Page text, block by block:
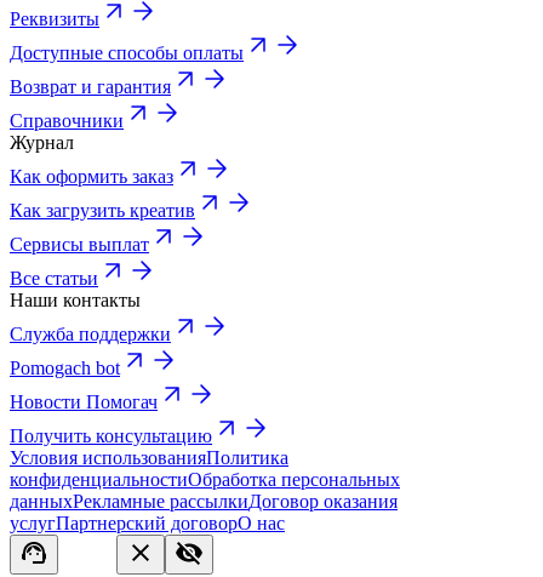
Реквизиты
Доступные способы оплаты
Возврат и гарантия
Справочники
Журнал
Как оформить заказ
Как загрузить креатив
Сервисы выплат
Все статьи
Наши контакты
Служба поддержки
Pomogach bot
Новости Помогач
Получить консультацию
Условия использованияПолитика
конфиденциальностиОбработка персональных
данныхРекламные рассылкиДоговор оказания
услугПартнерский договорО нас